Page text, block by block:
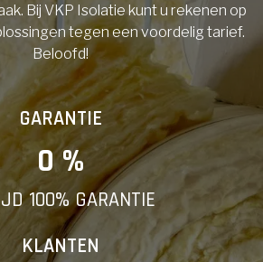
Bij VKP Isolatie kunt u rekenen op
tegen een voordelig tarief.
Beloofd!
GARANTIE
0 %
100% GARANTIE
KLANTEN